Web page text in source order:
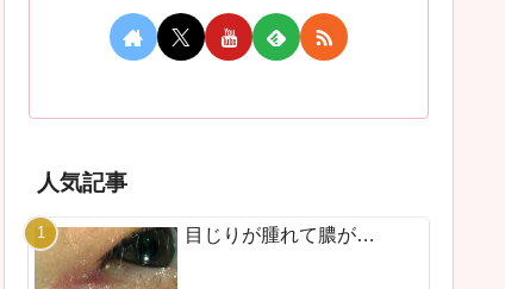
人気記事
目じりが腫れて膿が…